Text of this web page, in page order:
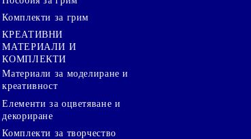
Комплекти за грим
КРЕАТИВНИ
МАТЕРИАЛИ И
КОМПЛЕКТИ
Mатериали за моделиране и
креативност
Елементи за оцветяване и
декориране
Комплекти за творчество